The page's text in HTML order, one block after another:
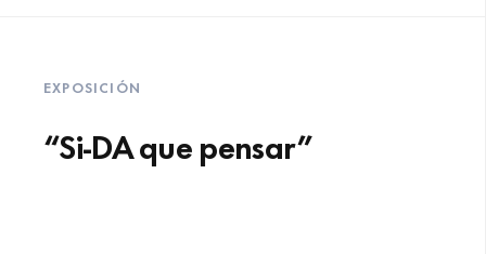
EXPOSICIÓN
“Si-DA que pensar”